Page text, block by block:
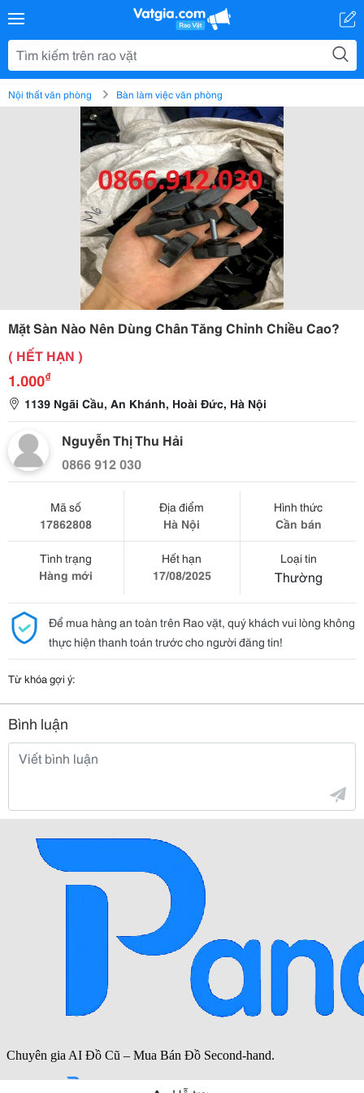
Nội thất văn phòng Bàn làm việc văn phòng
Mặt Sàn Nào Nên Dùng Chân Tăng Chỉnh Chiều Cao?
( HẾT HẠN )
1.000₫
1139 Ngãi Cầu, An Khánh, Hoài Đức, Hà Nội
Nguyễn Thị Thu Hải
0866 912 030
Mã số
17862808
Địa điểm
Hà Nội
Hình thức
Cần bán
Tình trạng
Hàng mới
Hết hạn
17/08/2025
Loại tin
Thường
Để mua hàng an toàn trên Rao vặt, quý khách vui lòng không
thực hiện thanh toán trước cho người đăng tin!
Từ khóa gợi ý:
Bình luận